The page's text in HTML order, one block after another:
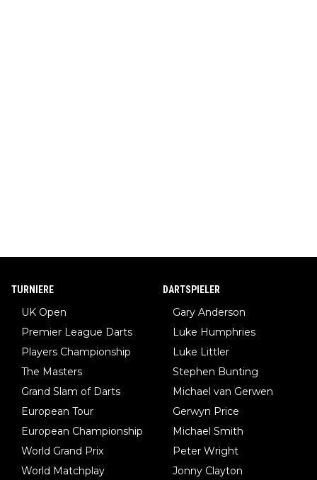
TURNIERE
UK Open
Premier League Darts
Players Championship
The Masters
Grand Slam of Darts
European Tour
European Championship
World Grand Prix
World Matchplay
DARTSPIELER
Gary Anderson
Luke Humphries
Luke Littler
Stephen Bunting
Michael van Gerwen
Gerwyn Price
Michael Smith
Peter Wright
Jonny Clayton